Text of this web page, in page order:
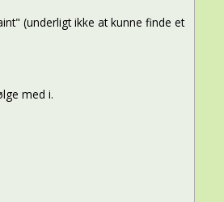
(underligt ikke at kunne finde et
med i.